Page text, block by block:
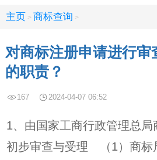
主页 > 商标查询 >
对商标注册申请进行审
的职责？
167 2024-04-07 06:52
1、由国家工商行政管理总局
初步审查与受理 （1）商标